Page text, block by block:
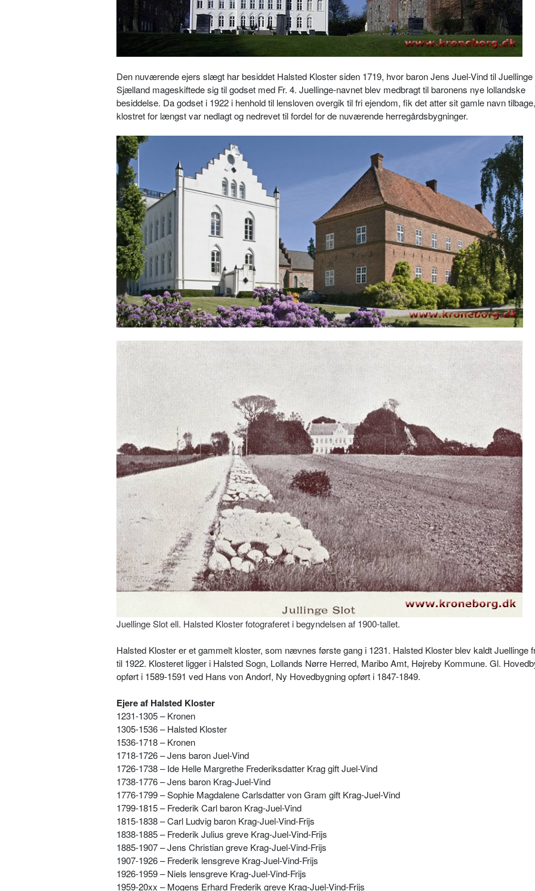
Den nuværende ejers slægt har besiddet Halsted Kloster siden 1719, hvor baron Jens Juel-Vind til Juellinge
Sjælland mageskiftede sig til godset med Fr. 4. Juellinge-navnet blev medbragt til baronens nye lollandske
besiddelse. Da godset i 1922 i henhold til lensloven overgik til fri ejendom, fik det atter sit gamle navn
klostret for længst var nedlagt og nedrevet til fordel for de nuværende herregårdsbygninger.
Juellinge Slot ell. Halsted Kloster fotograferet i begyndelsen af 1900-tallet.
Halsted Kloster er et gammelt kloster, som nævnes første gang i 1231. Halsted Kloster blev kaldt Juellinge
til 1922. Klosteret ligger i Halsted Sogn, Lollands Nørre Herred, Maribo Amt, Højreby Kommune. Gl.
opført i 1589-1591 ved Hans von Andorf, Ny Hovedbygning opført i 1847-1849.
Ejere af Halsted Kloster
1231-1305 – Kronen
1305-1536 – Halsted Kloster
1536-1718 – Kronen
1718-1726 – Jens baron Juel-Vind
1726-1738 – Ide Helle Margrethe Frederiksdatter Krag gift Juel-Vind
1738-1776 – Jens baron Krag-Juel-Vind
1776-1799 – Sophie Magdalene Carlsdatter von Gram gift Krag-Juel-Vind
1799-1815 – Frederik Carl baron Krag-Juel-Vind
1815-1838 – Carl Ludvig baron Krag-Juel-Vind-Frijs
1838-1885 – Frederik Julius greve Krag-Juel-Vind-Frijs
1885-1907 – Jens Christian greve Krag-Juel-Vind-Frijs
1907-1926 – Frederik lensgreve Krag-Juel-Vind-Frijs
1926-1959 – Niels lensgreve Krag-Juel-Vind-Frijs
1959-20xx – Mogens Erhard Frederik greve Krag-Juel-Vind-Frijs